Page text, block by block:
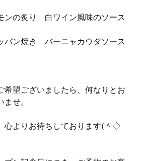
ンの炙り 白ワイン風味のソース
パン焼き バーニャカウダソース
希望ございましたら、何なりとお
せ。
心よりお待ちしております(＾◇